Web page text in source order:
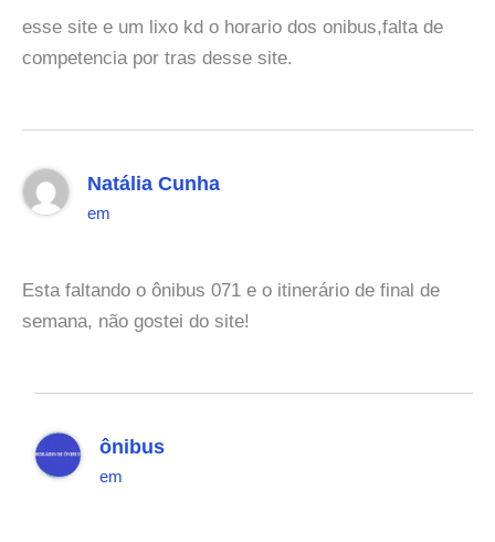
esse site e um lixo kd o horario dos onibus,falta de
competencia por tras desse site.
Natália Cunha
em
Esta faltando o ônibus 071 e o itinerário de final de
semana, não gostei do site!
ônibus
em